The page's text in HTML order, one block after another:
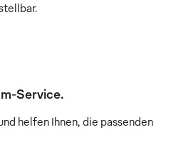
Service.
helfen Ihnen, die passenden